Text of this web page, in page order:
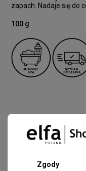
zapach. Nadaje się do
100 g
BESTSELLERY
Zgody